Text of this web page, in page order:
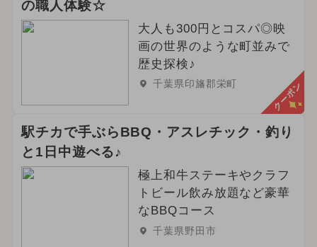
夏休み（日帰り）
2023年12月のイベント
2024年5月のイベント
2024年6月のイベント
の職人体験☆
大人も300円とコスパ◎映
画の世界のような町並みで
歴史探検♪
千葉県印旛郡栄町 クーポン
駅チカで手ぶらBBQ・アスレチック・釣り
と1日中遊べる♪
極上和牛ステーキやクラフ
トビール飲み放題など豪華
なBBQコース
千葉県野田市